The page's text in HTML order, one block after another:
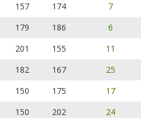
157 174 7
179 186 6
201 155 11
182 167 25
150 175 17
150 202 24